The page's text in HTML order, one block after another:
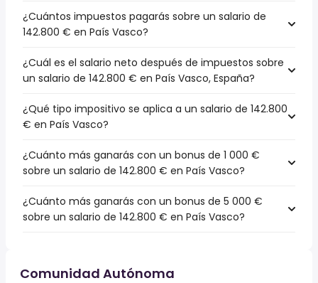
¿Cuántos impuestos pagarás sobre un salario de
142.800 € en País Vasco?
¿Cuál es el salario neto después de impuestos sobre
un salario de 142.800 € en País Vasco, España?
¿Qué tipo impositivo se aplica a un salario de 142.800
€ en País Vasco?
¿Cuánto más ganarás con un bonus de 1 000 €
sobre un salario de 142.800 € en País Vasco?
¿Cuánto más ganarás con un bonus de 5 000 €
sobre un salario de 142.800 € en País Vasco?
Comunidad Autónoma